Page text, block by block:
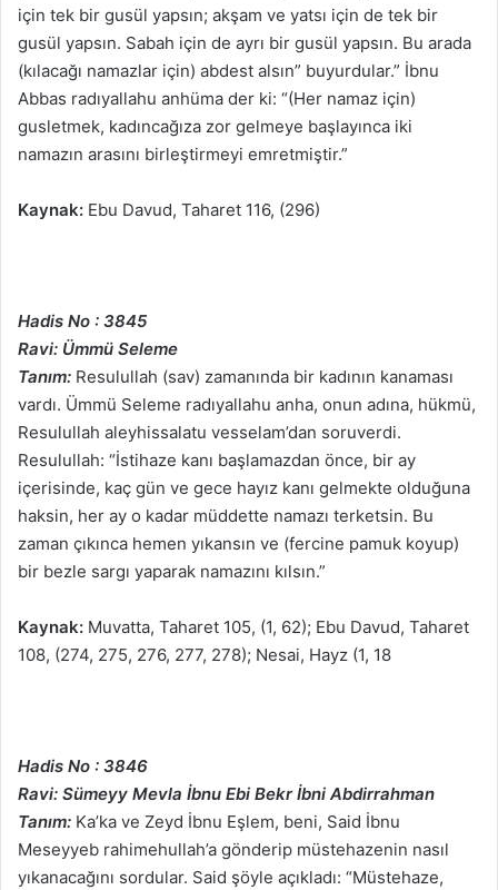
için tek bir gusül yapsın; akşam ve yatsı için de tek bir
gusül yapsın. Sabah için de ayrı bir gusül yapsın. Bu arada
(kılacağı namazlar için) abdest alsın” buyurdular.” İbnu
Abbas radıyallahu anhüma der ki: “(Her namaz için)
gusletmek, kadıncağıza zor gelmeye başlayınca iki
namazın arasını birleştirmeyi emretmiştir.”
Kaynak: Ebu Davud, Taharet 116, (296)
Hadis No : 3845
Ravi: Ümmü Seleme
Tanım: Resulullah (sav) zamanında bir kadının kanaması
vardı. Ümmü Seleme radıyallahu anha, onun adına, hükmü,
Resulullah aleyhissalatu vesselam’dan soruverdi.
Resulullah: “İstihaze kanı başlamazdan önce, bir ay
içerisinde, kaç gün ve gece hayız kanı gelmekte olduğuna
haksin, her ay o kadar müddette namazı terketsin. Bu
zaman çıkınca hemen yıkansın ve (fercine pamuk koyup)
bir bezle sargı yaparak namazını kılsın.”
Kaynak: Muvatta, Taharet 105, (1, 62); Ebu Davud, Taharet
108, (274, 275, 276, 277, 278); Nesai, Hayz (1, 18
Hadis No : 3846
Ravi: Sümeyy Mevla İbnu Ebi Bekr İbni Abdirrahman
Tanım: Ka’ka ve Zeyd İbnu Eşlem, beni, Said İbnu
Meseyyeb rahimehullah’a gönderip müstehazenin nasıl
yıkanacağını sordular. Said şöyle açıkladı: “Müstehaze,